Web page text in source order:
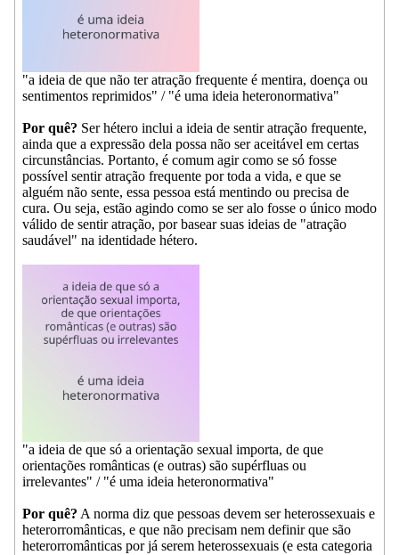
"a ideia de que não ter atração frequente é mentira, doença ou
sentimentos reprimidos" / "é uma ideia heteronormativa"
Por quê? Ser hétero inclui a ideia de sentir atração frequente,
ainda que a expressão dela possa não ser aceitável em certas
circunstâncias. Portanto, é comum agir como se só fosse
possível sentir atração frequente por toda a vida, e que se
alguém não sente, essa pessoa está mentindo ou precisa de
cura. Ou seja, estão agindo como se ser alo fosse o único modo
válido de sentir atração, por basear suas ideias de "atração
saudável" na identidade hétero.
"a ideia de que só a orientação sexual importa, de que
orientações românticas (e outras) são supérfluas ou
irrelevantes" / "é uma ideia heteronormativa"
Por quê? A norma diz que pessoas devem ser heterossexuais e
heterorromânticas, e que não precisam nem definir que são
heterorromânticas por já serem heterossexuais (e esta categoria